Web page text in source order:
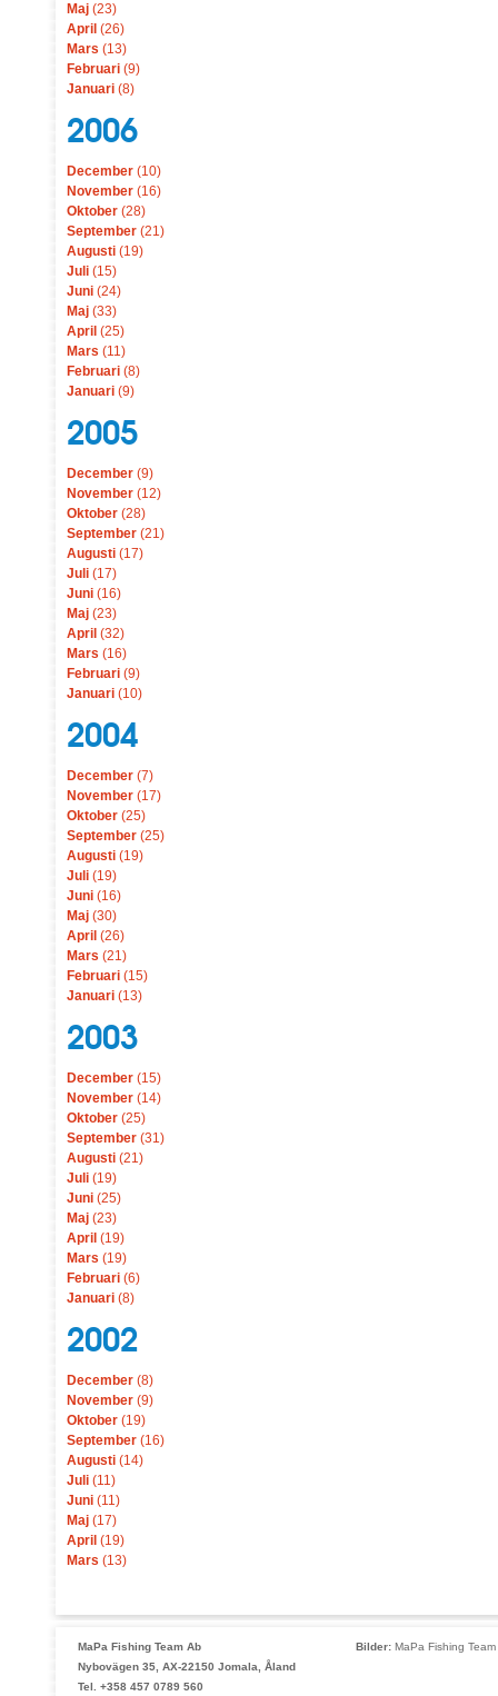
Maj (23)
April (26)
Mars (13)
Februari (9)
Januari (8)
2006
December (10)
November (16)
Oktober (28)
September (21)
Augusti (19)
Juli (15)
Juni (24)
Maj (33)
April (25)
Mars (11)
Februari (8)
Januari (9)
2005
December (9)
November (12)
Oktober (28)
September (21)
Augusti (17)
Juli (17)
Juni (16)
Maj (23)
April (32)
Mars (16)
Februari (9)
Januari (10)
2004
December (7)
November (17)
Oktober (25)
September (25)
Augusti (19)
Juli (19)
Juni (16)
Maj (30)
April (26)
Mars (21)
Februari (15)
Januari (13)
2003
December (15)
November (14)
Oktober (25)
September (31)
Augusti (21)
Juli (19)
Juni (25)
Maj (23)
April (19)
Mars (19)
Februari (6)
Januari (8)
2002
December (8)
November (9)
Oktober (19)
September (16)
Augusti (14)
Juli (11)
Juni (11)
Maj (17)
April (19)
Mars (13)
MaPa Fishing Team Ab
Nybovägen 35, AX-22150 Jomala, Åland
Tel. +358 457 0789 560
Bilder: MaPa Fishing